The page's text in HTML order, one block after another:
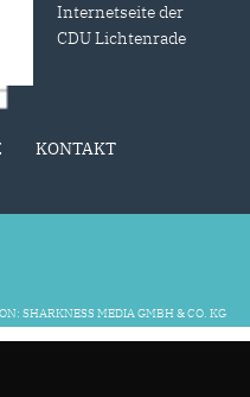
Internetseite der
CDU Lichtenrade
KONTAKT
SHARKNESS MEDIA GMBH & CO. KG